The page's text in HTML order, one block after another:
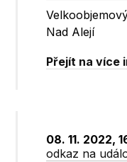
Nad Alejí
Přejít na více
08. 11. 2022,
odkaz na